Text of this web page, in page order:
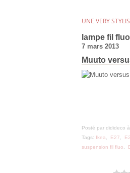
UNE VERY
lampe fil fluo
7 mars 2013
Muuto
Posté par didideco
Tags: Ikea E27
suspension fil fluo